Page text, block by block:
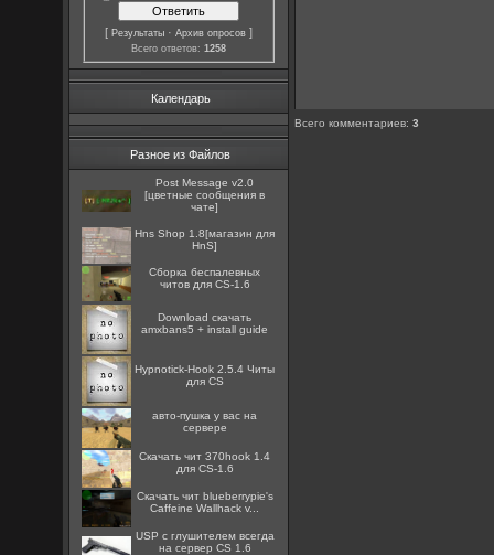
[Результаты ·Архив опросов ]
Всего ответов:1258
Календарь
Разное из Файлов
Post Message v2.0
[цветные сообщения в
чате]
Hns Shop 1.8[магазин для
HnS]
Сборка беспалевных
читов для CS-1.6
Download скачать
amxbans5 + install guide
Hypnotick-Hook 2.5.4 Читы
для CS
авто-пушка у вас на
сервере
Скачать чит 370hook 1.4
для CS-1.6
Скачать чит blueberrypie's
Caffeine Wallhack v...
USP с глушителем всегда
на сервер CS 1.6
Всего комментариев:3